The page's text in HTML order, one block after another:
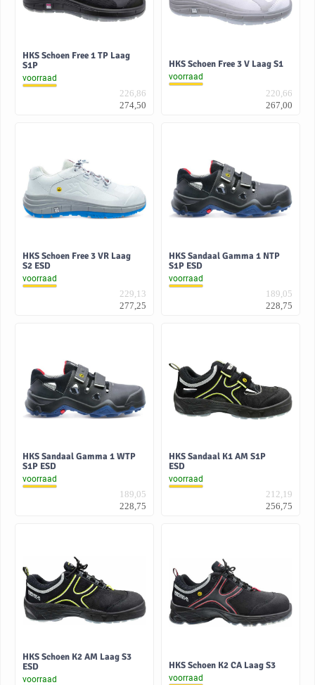
HKS Schoen Free 1 TP Laag
S1P
voorraad
226,86
274,50
HKS Schoen Free 3 V Laag S1
voorraad
220,66
267,00
HKS Schoen Free 3 VR Laag
S2 ESD
voorraad
229,13
277,25
HKS Sandaal Gamma 1 NTP
S1P ESD
voorraad
189,05
228,75
HKS Sandaal Gamma 1 WTP
S1P ESD
voorraad
189,05
228,75
HKS Sandaal K1 AM S1P
ESD
voorraad
212,19
256,75
HKS Schoen K2 AM Laag S3
ESD
voorraad
HKS Schoen K2 CA Laag S3
voorraad